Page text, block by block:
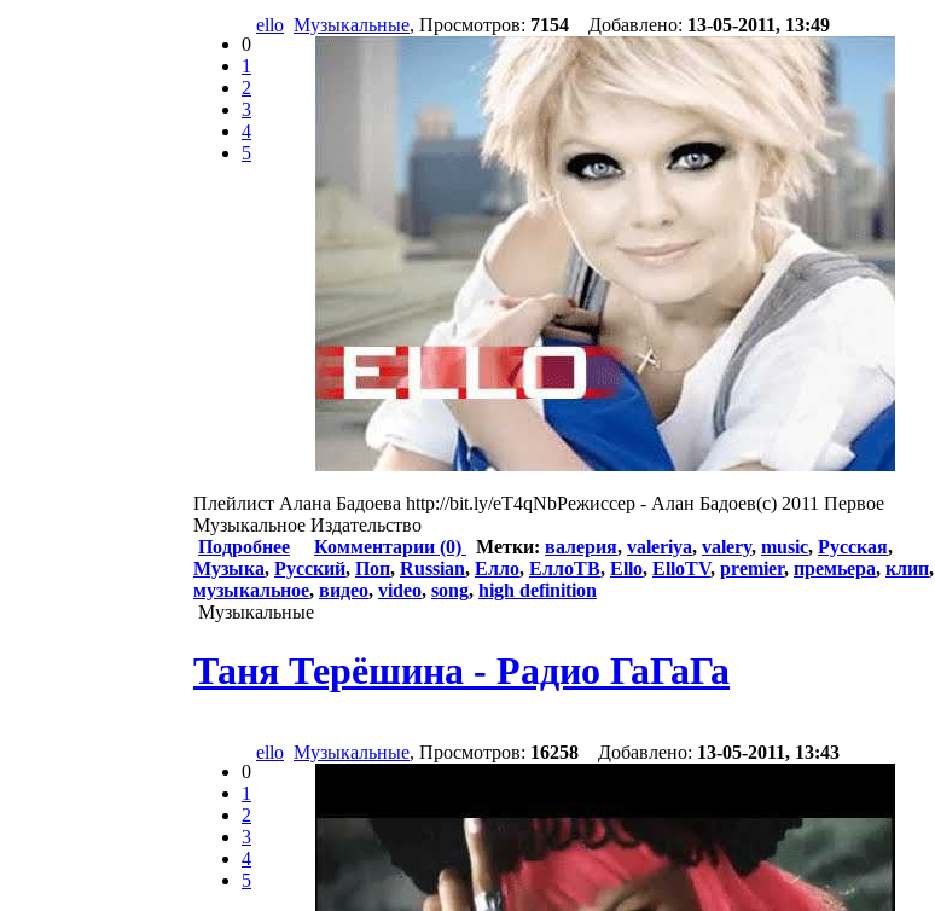
0
1
2
3
4
5
ello Музыкальные, Просмотров: 7154 Добавлено: 13-05-2011, 13:49
Плейлист Алана Бадоева http://bit.ly/eT4qNbРежиссер - Алан Бадоев(c) 2011 Первое
Музыкальное Издательство
Подробнее
Комментарии (0) Метки: валерия, valeriya, valery, music, Русская,
Музыка, Русский, Поп, Russian, Елло, ЕллоТВ, Ello, ElloTV, premier, премьера, клип,
музыкальное, видео, video, song, high definition
Музыкальные
Таня Терёшина - Радио ГаГаГа
0
1
2
3
4
5
ello Музыкальные, Просмотров: 16258 Добавлено: 13-05-2011, 13:43